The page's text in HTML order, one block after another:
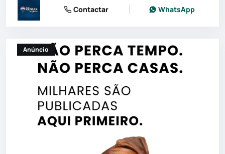
Contactar WhatsApp
Anúncio